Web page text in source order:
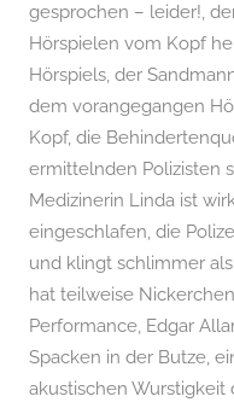
f
a
h
r
e
n
,
P
o
d
c
a
s
gesprochen – leider!,
Hörspielen vom Kopf
Hörspiels, der
dem vorangegangen
Kopf, die
ermittelnden Polizisten
Medizinerin Linda ist
eingeschlafen, die
und klingt schlimmer
hat teilweise
Performance, Edgar
Spacken in der Butze,
akustischen Wurstigkeit